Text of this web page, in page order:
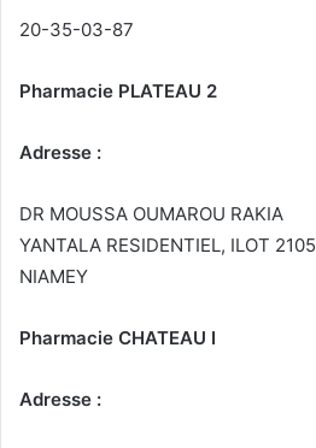
20-35-03-87
Pharmacie PLATEAU 2
Adresse :
DR MOUSSA OUMAROU RAKIA
YANTALA RESIDENTIEL, ILOT 2105
NIAMEY
Pharmacie CHATEAU I
Adresse :